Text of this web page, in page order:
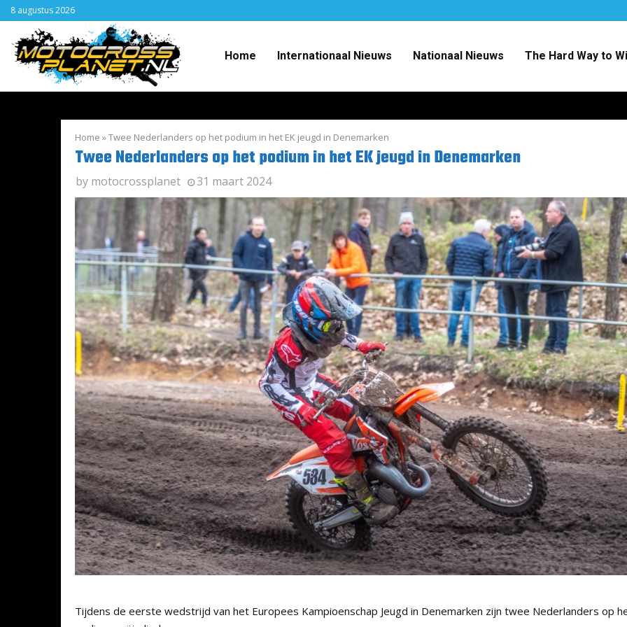
8 augustus 2026
Home Internationaal Nieuws Nationaal Nieuws The Hard Way to
Home »Twee Nederlanders op het podium in het EK jeugd in Denemarken
Twee Nederlanders op het podium in het EK jeugd in Denemarken
by motocrossplanet 31 maart 2024
Tijdens de eerste wedstrijd van het Europees Kampioenschap Jeugd in Denemarken zijn twee Nederlanders op